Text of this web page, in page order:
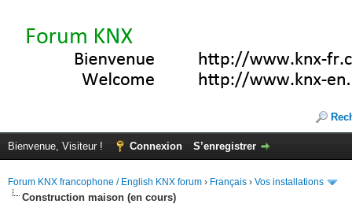
Bienvenue, Visiteur ! Connexion S’enregistrer
Forum KNX francophone / English KNX forum › Français › Vos installations
Construction maison (en cours)